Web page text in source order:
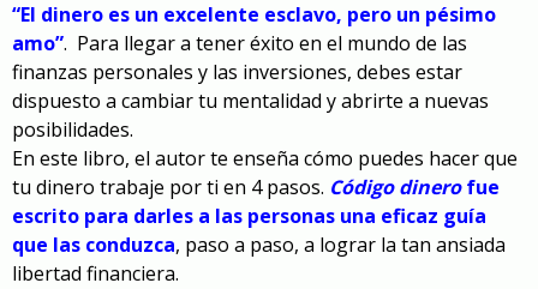
“El dinero es un excelente esclavo, pero un pésimo
amo”. Para llegar a tener éxito en el mundo de las
finanzas personales y las inversiones, debes estar
dispuesto a cambiar tu mentalidad y abrirte a nuevas
posibilidades.
En este libro, el autor te enseña cómo puedes hacer que
tu dinero trabaje por ti en 4 pasos. Código dinerofue
escrito para darles a las personas una eficaz guía
que las conduzca, paso a paso, a lograr la tan ansiada
libertad financiera.